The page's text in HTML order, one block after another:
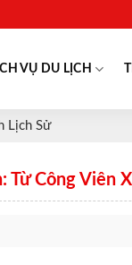
VỤ DU LỊCH
Lịch Sử
Từ Công Viên